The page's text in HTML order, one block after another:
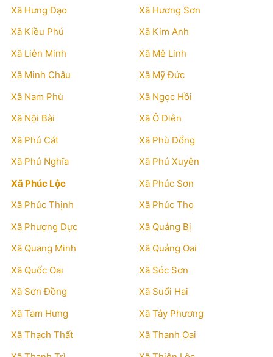
Xã Hưng Đạo
Xã Hương Sơn
Xã Kiều Phú
Xã Kim Anh
Xã Liên Minh
Xã Mê Linh
Xã Minh Châu
Xã Mỹ Đức
Xã Nam Phù
Xã Ngọc Hồi
Xã Nội Bài
Xã Ô Diên
Xã Phú Cát
Xã Phù Đổng
Xã Phú Nghĩa
Xã Phú Xuyên
Xã Phúc Lộc
Xã Phúc Sơn
Xã Phúc Thịnh
Xã Phúc Thọ
Xã Phượng Dực
Xã Quảng Bị
Xã Quang Minh
Xã Quảng Oai
Xã Quốc Oai
Xã Sóc Sơn
Xã Sơn Đồng
Xã Suối Hai
Xã Tam Hưng
Xã Tây Phương
Xã Thạch Thất
Xã Thanh Oai